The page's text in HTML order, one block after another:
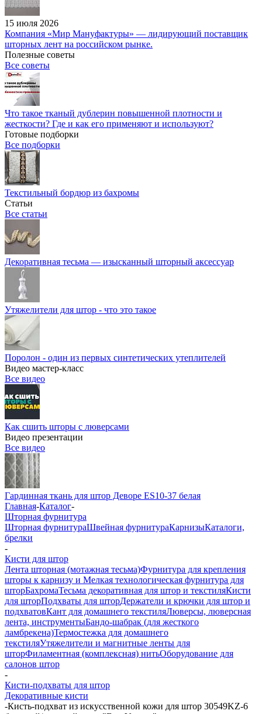
15 июля 2026
Компания «Мир Мануфактуры» — лидирующий поставщик
шторных лент на российском рынке.
Полезные советы
Все советы
Что такое тканый дублерин повышенной плотности и
жесткости? Где и как его применяют и используют?
Готовые подборки
Все подборки
Текстильный бордюр из бахромы
Статьи
Все статьи
Декоративная тесьма — изысканный шторный аксессуар
Утяжелители для штор - что это такое
Поролон - один из первых синтетических утеплителей
Видео мастер-класс
Все видео
Как сшить шторы с люверсами
Видео презентации
Все видео
Гардинная ткань для штор Деворе ES10-37 белая
Главная-Каталог-
Шторная фурнитура
Шторная фурнитураШвейная фурнитураКарнизыКаталоги,
брелки
-
Кисти для штор
Лента шторная (мотажная тесьма)Фурнитура для крепления
шторы к карнизу и Мелкая технологическая фурнитура для
шторБахромаТесьма декоративная для штор и текстиляКисти
для шторПодхваты для шторДержатели и крючки для штор и
подхватовКант для домашнего текстиляЛюверсы, люверсная
лента, инструментыБандо-шабрак (для жесткого
ламбрекена)Термостежка для домашнего
текстиляУтяжелители и магнитные ленты для
шторФиламентная (комплексная) нитьОборудование для
салонов штор
-
Кисти-подхваты для штор
Декоративные кисти
-Кисть-подхват из искусственной кожи для штор 30549KZ-6